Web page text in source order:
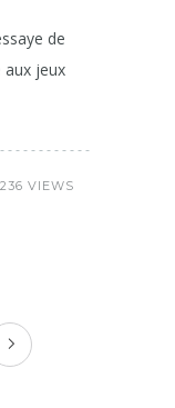
de
aux jeux
VIEWS